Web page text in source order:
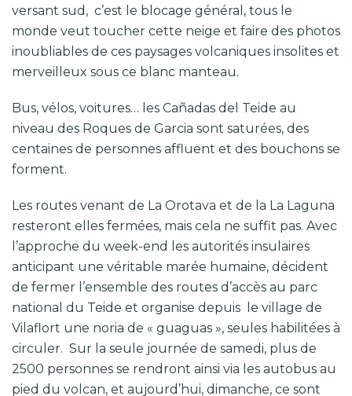
versant sud, c’est le blocage général, tous le
monde veut toucher cette neige et faire des photos
inoubliables de ces paysages volcaniques insolites et
merveilleux sous ce blanc manteau.
Bus, vélos, voitures… les Cañadas del Teide au
niveau des Roques de Garcia sont saturées, des
centaines de personnes affluent et des bouchons se
forment.
Les routes venant de La Orotava et de la La Laguna
resteront elles fermées, mais cela ne suffit pas. Avec
l’approche du week-end les autorités insulaires
anticipant une véritable marée humaine, décident
de fermer l’ensemble des routes d’accès au parc
national du Teide et organise depuis le village de
Vilaflort une noria de « guaguas », seules habilitées à
circuler. Sur la seule journée de samedi, plus de
2500 personnes se rendront ainsi via les autobus au
pied du volcan, et aujourd’hui, dimanche, ce sont